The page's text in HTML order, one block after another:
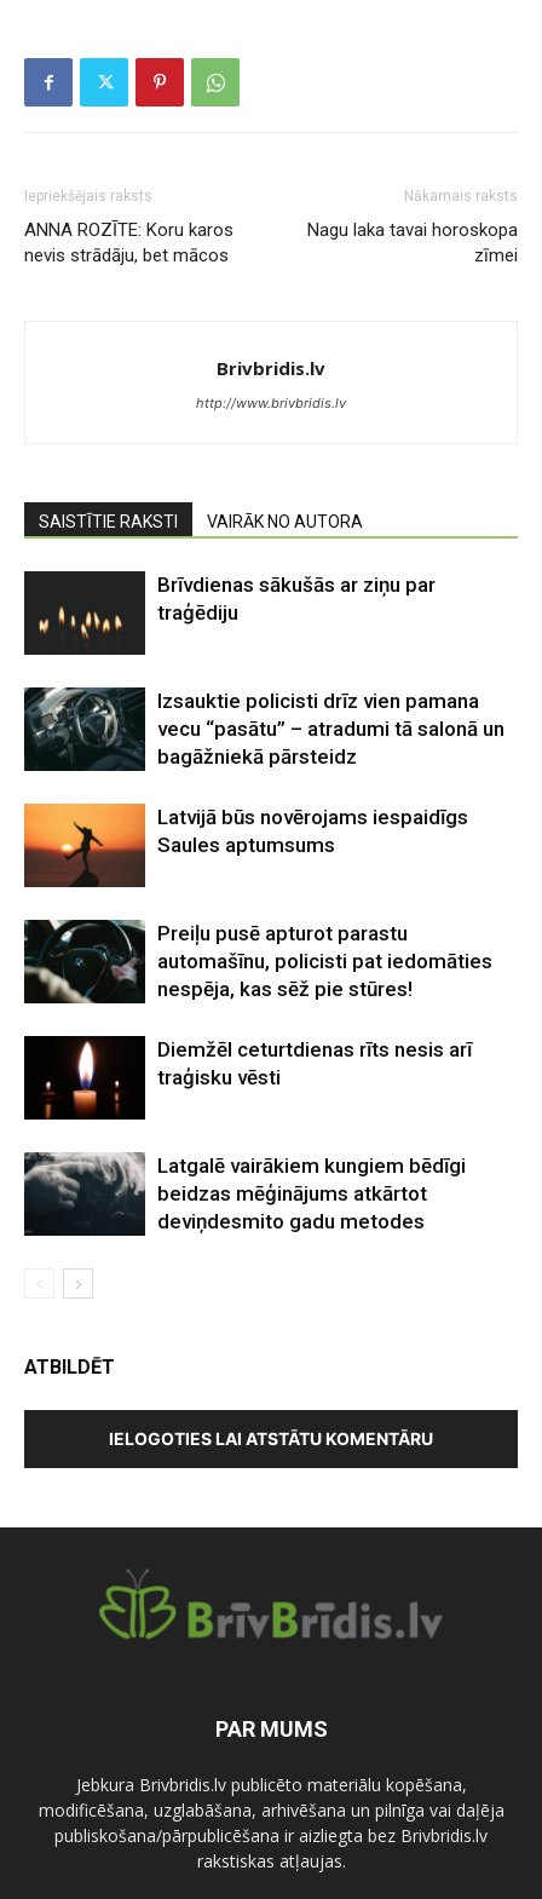
Iepriekšējais raksts
ANNA ROZĪTE: Koru karos
nevis strādāju, bet mācos
Nākamais raksts
Nagu laka tavai horoskopa
zīmei
Brivbridis.lv
http://www.brivbridis.lv
SAISTĪTIE RAKSTI VAIRĀK NO AUTORA
Brīvdienas sākušās ar ziņu par
traģēdiju
Izsauktie policisti drīz vien pamana
vecu “pasātu” – atradumi tā salonā un
bagāžniekā pārsteidz
Latvijā būs novērojams iespaidīgs
Saules aptumsums
Preiļu pusē apturot parastu
automašīnu, policisti pat iedomāties
nespēja, kas sēž pie stūres!
Diemžēl ceturtdienas rīts nesis arī
traģisku vēsti
Latgalē vairākiem kungiem bēdīgi
beidzas mēģinājums atkārtot
deviņdesmito gadu metodes
ATBILDĒT
IELOGOTIES LAI ATSTĀTU KOMENTĀRU
PAR MUMS
Jebkura Brivbridis.lv publicēto materiālu kopēšana,
modificēšana, uzglabāšana, arhivēšana un pilnīga vai daļēja
publiskošana/pārpublicēšana ir aizliegta bez Brivbridis.lv
rakstiskas atļaujas.